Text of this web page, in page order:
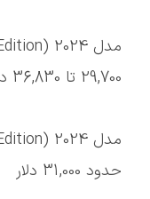
مدل 2024 (Luxury Edition):
29,700 تا 36,830 دلار
مدل 2024 (Luxury PLUS Edition):
حدود 31,000 دلار